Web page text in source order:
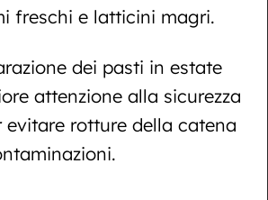
freschi e latticini magri.
dei pasti in estate
attenzione alla sicurezza
evitare rotture della catena